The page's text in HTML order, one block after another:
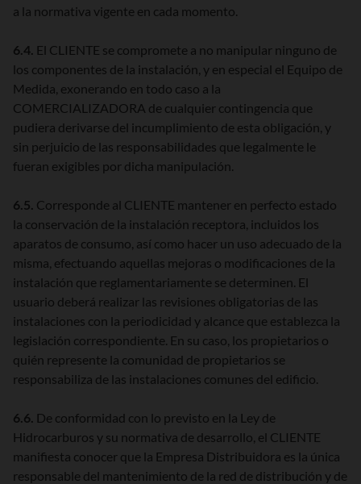
a la normativa vigente en cada momento.
6.4. El CLIENTE se compromete a no manipular ninguno de
los componentes de la instalación, y en especial el Equipo de
Medida, exonerando en todo caso a la
COMERCIALIZADORA de cualquier contingencia que
pudiera derivarse del incumplimiento de esta obligación, y
sin perjuicio de las responsabilidades que legalmente le
fueran exigibles por dicha manipulación.
6.5. Corresponde al CLIENTE mantener en perfecto estado
la conservación de la instalación receptora, incluidos los
aparatos de consumo, así como hacer un uso adecuado de la
misma, efectuando aquellas mejoras o modificaciones de la
instalación que reglamentariamente se determinen. El
usuario deberá realizar las revisiones obligatorias de las
instalaciones con la periodicidad y alcance que establezca la
legislación correspondiente. En su caso, los propietarios o
quién represente la comunidad de propietarios se
responsabiliza de las instalaciones comunes del edificio.
6.6. De conformidad con lo previsto en la Ley de
Hidrocarburos y su normativa de desarrollo, el CLIENTE
manifiesta conocer que la Empresa Distribuidora es la única
responsable del mantenimiento de la red de distribución y de